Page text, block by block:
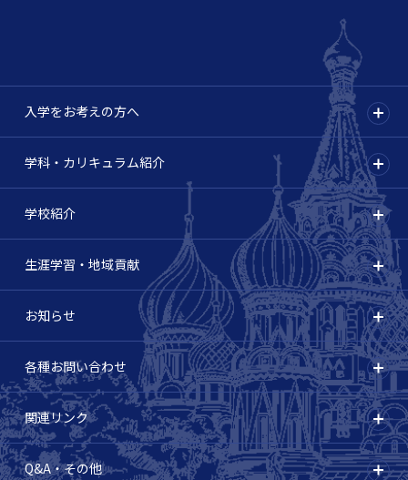
入学をお考えの方へ
学科・カリキュラム紹介
学校紹介
生涯学習・地域貢献
お知らせ
各種お問い合わせ
関連リンク
Q&A・その他